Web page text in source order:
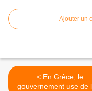
Ajouter un
< En Grèce, le
gouvernement use de